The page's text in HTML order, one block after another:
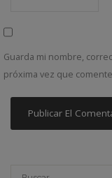
Guarda mi nombre,
próxima vez que